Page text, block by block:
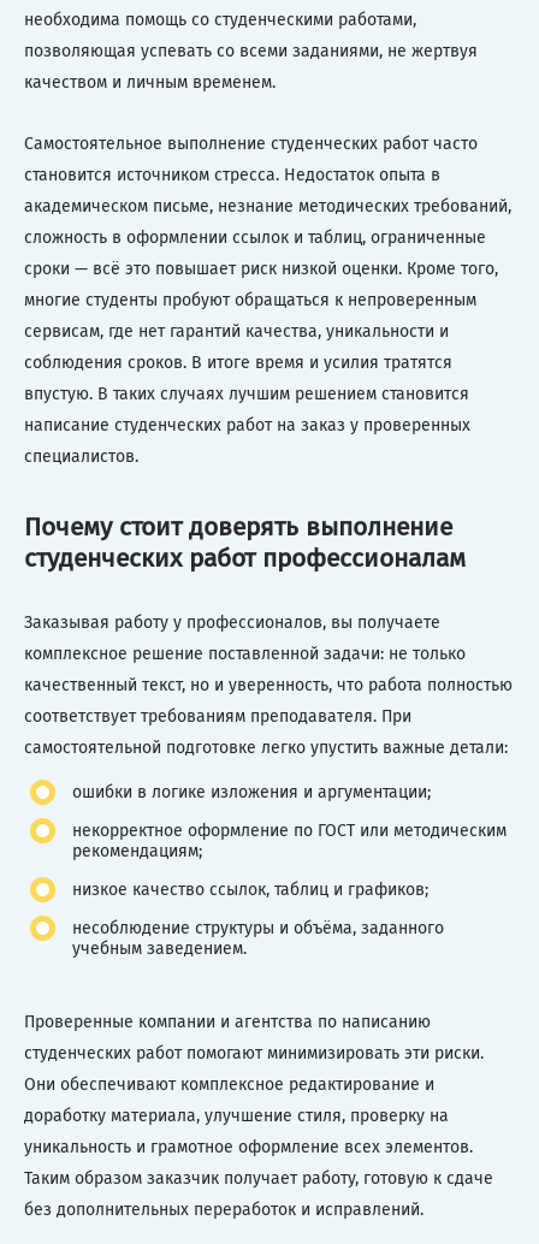
необходима помощь со студенческими работами,
позволяющая успевать со всеми заданиями, не жертвуя
качеством и личным временем.
Самостоятельное выполнение студенческих работ часто
становится источником стресса. Недостаток опыта в
академическом письме, незнание методических требований,
сложность в оформлении ссылок и таблиц, ограниченные
сроки — всё это повышает риск низкой оценки. Кроме того,
многие студенты пробуют обращаться к непроверенным
сервисам, где нет гарантий качества, уникальности и
соблюдения сроков. В итоге время и усилия тратятся
впустую. В таких случаях лучшим решением становится
написание студенческих работ на заказ у проверенных
специалистов.
Почему стоит доверять выполнение
студенческих работ профессионалам
Заказывая работу у профессионалов, вы получаете
комплексное решение поставленной задачи: не только
качественный текст, но и уверенность, что работа полностью
соответствует требованиям преподавателя. При
самостоятельной подготовке легко упустить важные детали:
ошибки в логике изложения и аргументации;
некорректное оформление по ГОСТ или методическим
рекомендациям;
низкое качество ссылок, таблиц и графиков;
несоблюдение структуры и объёма, заданного
учебным заведением.
Проверенные компании и агентства по написанию
студенческих работ помогают минимизировать эти риски.
Они обеспечивают комплексное редактирование и
доработку материала, улучшение стиля, проверку на
уникальность и грамотное оформление всех элементов.
Таким образом заказчик получает работу, готовую к сдаче
без дополнительных переработок и исправлений.